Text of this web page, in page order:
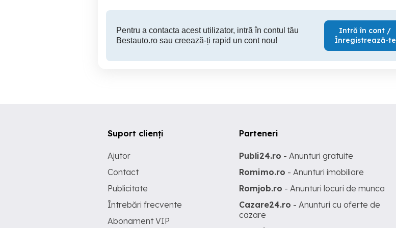
Pentru a contacta acest utilizator, intră în contul tău
Bestauto.ro sau creează-ți rapid un cont nou!
Intră în cont /
Înregistrează-te
Suport clienți
Ajutor
Contact
Publicitate
Întrebări frecvente
Abonament VIP
Parteneri
Publi24.ro - Anunturi gratuite
Romimo.ro - Anunturi imobiliare
Romjob.ro - Anunturi locuri de munca
Cazare24.ro - Anunturi cu oferte de
cazare